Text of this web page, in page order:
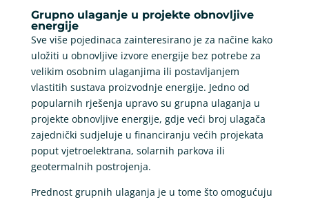
Grupno ulaganje u projekte obnovljive
energije
Sve više pojedinaca zainteresirano je za načine kako
uložiti u obnovljive izvore energije bez potrebe za
velikim osobnim ulaganjima ili postavljanjem
vlastitih sustava proizvodnje energije. Jedno od
popularnih rješenja upravo su grupna ulaganja u
projekte obnovljive energije, gdje veći broj ulagača
zajednički sudjeluje u financiranju većih projekata
poput vjetroelektrana, solarnih parkova ili
geotermalnih postrojenja.
Prednost grupnih ulaganja je u tome što omogućuju